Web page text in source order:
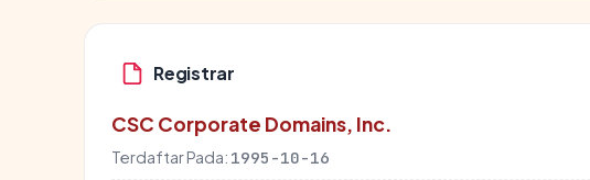
Registrar
CSC Corporate Domains, Inc.
Terdaftar Pada: 1995-10-16